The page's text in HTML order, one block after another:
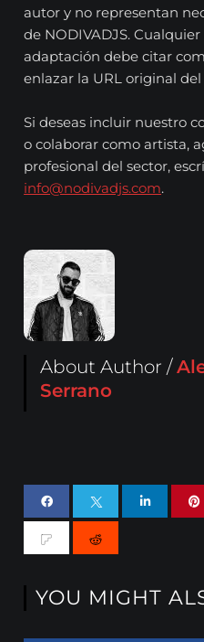
autor y no representan
de NODIVADJS.
adaptación debe citar
enlazar la URL original
Si deseas incluir nuestro
o colaborar como artista,
profesional del sector,
info@nodivadjs.com.
About Author /
Serrano
YOU MIGHT